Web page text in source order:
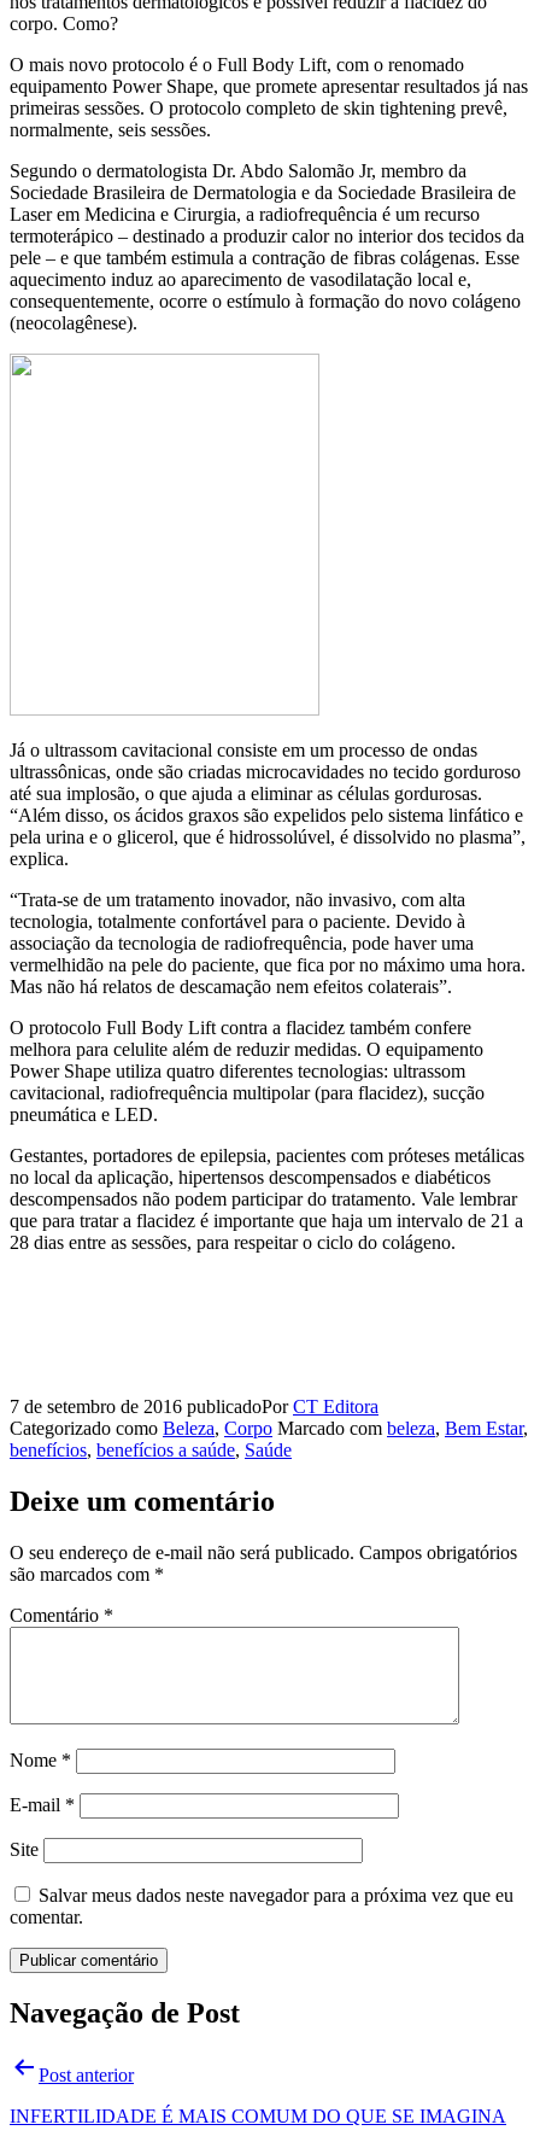
corpo. Como?
O mais novo protocolo é o Full Body Lift, com o renomado
equipamento Power Shape, que promete apresentar resultados já nas
primeiras sessões. O protocolo completo de skin tightening prevê,
normalmente, seis sessões.
Segundo o dermatologista Dr. Abdo Salomão Jr, membro da
Sociedade Brasileira de Dermatologia e da Sociedade Brasileira de
Laser em Medicina e Cirurgia, a radiofrequência é um recurso
termoterápico – destinado a produzir calor no interior dos tecidos da
pele – e que também estimula a contração de fibras colágenas. Esse
aquecimento induz ao aparecimento de vasodilatação local e,
consequentemente, ocorre o estímulo à formação do novo colágeno
(neocolagênese).
Já o ultrassom cavitacional consiste em um processo de ondas
ultrassônicas, onde são criadas microcavidades no tecido gorduroso
até sua implosão, o que ajuda a eliminar as células gordurosas.
“Além disso, os ácidos graxos são expelidos pelo sistema linfático e
pela urina e o glicerol, que é hidrossolúvel, é dissolvido no plasma”,
explica.
“Trata-se de um tratamento inovador, não invasivo, com alta
tecnologia, totalmente confortável para o paciente. Devido à
associação da tecnologia de radiofrequência, pode haver uma
vermelhidão na pele do paciente, que fica por no máximo uma hora.
Mas não há relatos de descamação nem efeitos colaterais”.
O protocolo Full Body Lift contra a flacidez também confere
melhora para celulite além de reduzir medidas. O equipamento
Power Shape utiliza quatro diferentes tecnologias: ultrassom
cavitacional, radiofrequência multipolar (para flacidez), sucção
pneumática e LED.
Gestantes, portadores de epilepsia, pacientes com próteses metálicas
no local da aplicação, hipertensos descompensados e diabéticos
descompensados não podem participar do tratamento. Vale lembrar
que para tratar a flacidez é importante que haja um intervalo de 21 a
28 dias entre as sessões, para respeitar o ciclo do colágeno.
7 de setembro de 2016 publicadoPorCT Editora
Categorizado como Beleza, Corpo Marcado com beleza, Bem Estar,
benefícios, benefícios a saúde, Saúde
Deixe um comentário
O seu endereço de e-mail não será publicado. Campos obrigatórios
são marcados com *
Comentário *
Nome *
E-mail *
Site
Salvar meus dados neste navegador para a próxima vez que eu
comentar.
Navegação de Post
Post anterior
INFERTILIDADE É MAIS COMUM DO QUE SE IMAGINA